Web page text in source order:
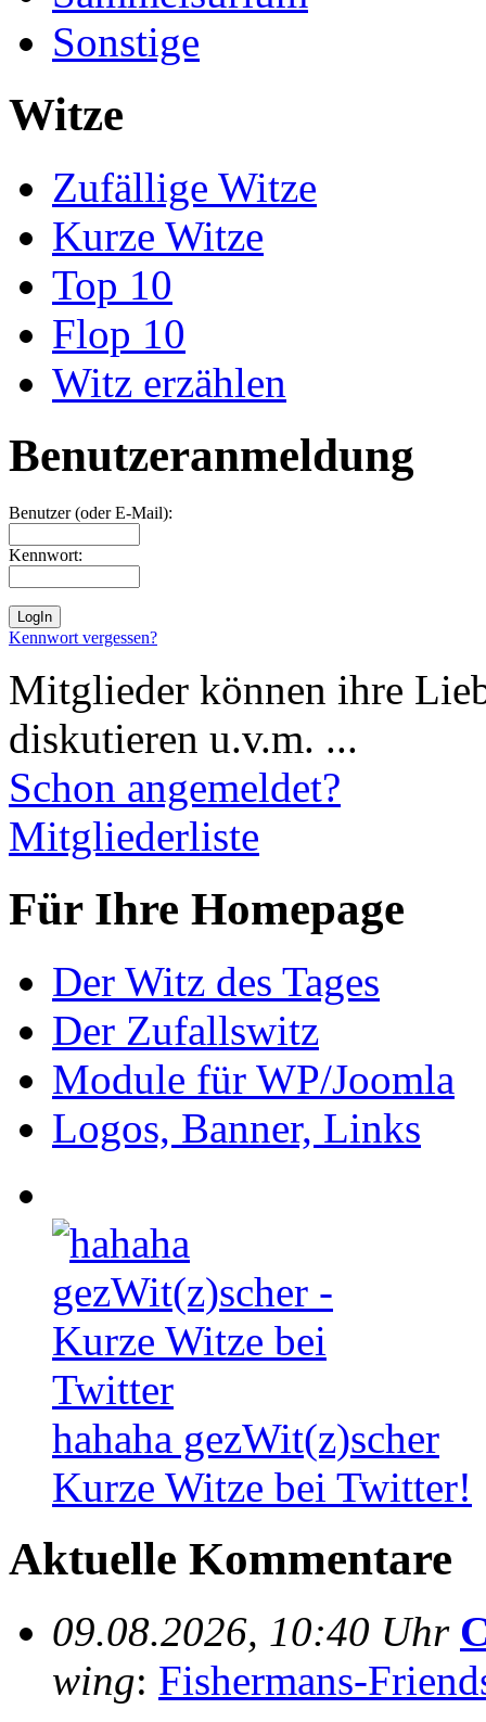
Sonstige
Witze
Zufällige Witze
Kurze Witze
Top 10
Flop 10
Witz erzählen
Benutzeranmeldung
Benutzer (oder E-Mail):
Kennwort:
Kennwort vergessen?
Mitglieder können ihre
diskutieren u.v.m. ...
Schon angemeldet?
Mitgliederliste
Für Ihre Homepage
Der Witz des Tages
Der Zufallswitz
Module für WP/Joomla
Logos, Banner, Links
hahaha gezWit(z)scher
Kurze Witze bei Twitter!
Aktuelle Kommentare
09.08.2026, 10:40 Uhr
wing: Fishermans-